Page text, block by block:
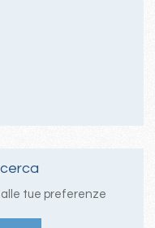
tue preferenze